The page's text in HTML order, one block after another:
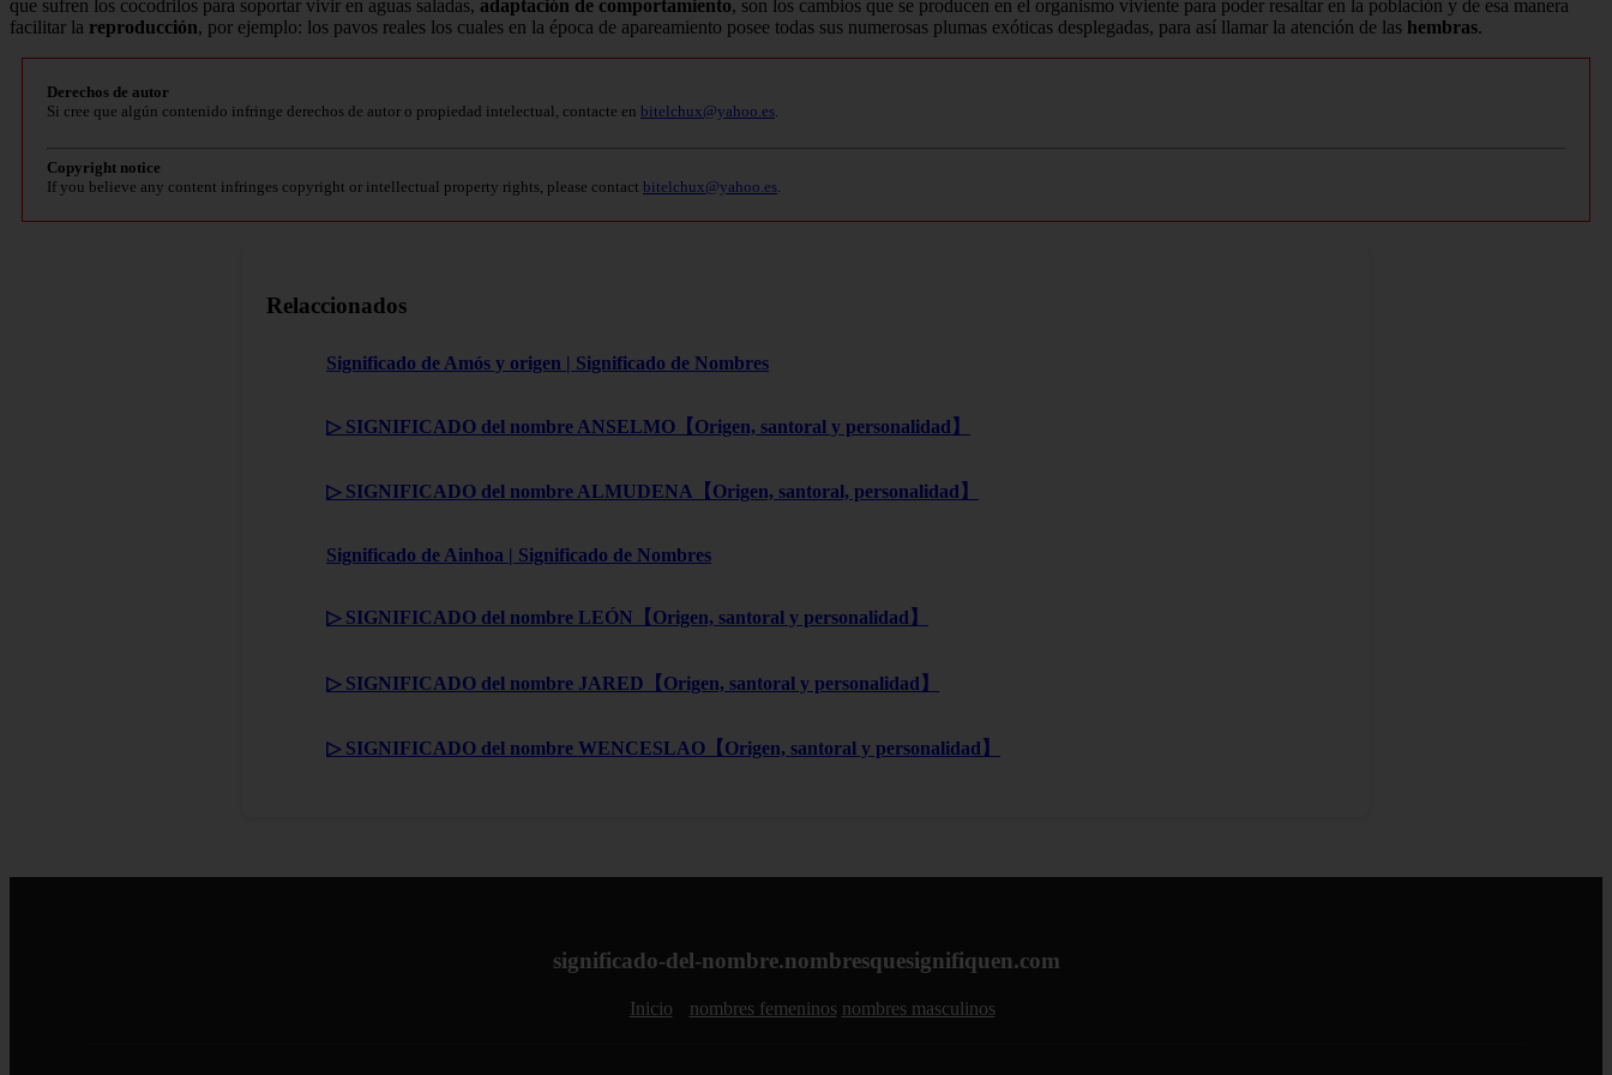
que sufren los cocodrilos para soportar vivir en aguas saladas, adaptación de comportamiento, son los cambios que se producen en el organismo viviente para poder resaltar en la población y de esa manera
facilitar la reproducción, por ejemplo: los pavos reales los cuales en la época de apareamiento posee todas sus numerosas plumas exóticas desplegadas, para así llamar la atención de las hembras.
Derechos de autor
Si cree que algún contenido infringe derechos de autor o propiedad intelectual, contacte en bitelchux@yahoo.es
Copyright notice
If you believe any content infringes copyright or intellectual property rights, please contact bitelchux@yahoo.es
Relaccionados
Significado de Amós y origen | Significado de Nombres
▷ SIGNIFICADO del nombre ANSELMO【Origen, santoral y personalidad】
▷ SIGNIFICADO del nombre ALMUDENA【Origen, santoral, personalidad】
Significado de Ainhoa | Significado de Nombres
▷ SIGNIFICADO del nombre LEÓN【Origen, santoral y personalidad】
▷ SIGNIFICADO del nombre JARED【Origen, santoral y personalidad】
▷ SIGNIFICADO del nombre WENCESLAO【Origen, santoral y personalidad】
significado-del-nombre.nombresquesignifiquen.com
Inicio nombres femeninos nombres masculinos